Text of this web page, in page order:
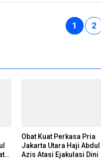
1 2
Obat Kuat Perkasa Pria
Jakarta Utara Haji Abdul
Azis Atasi Ejakulasi Dini